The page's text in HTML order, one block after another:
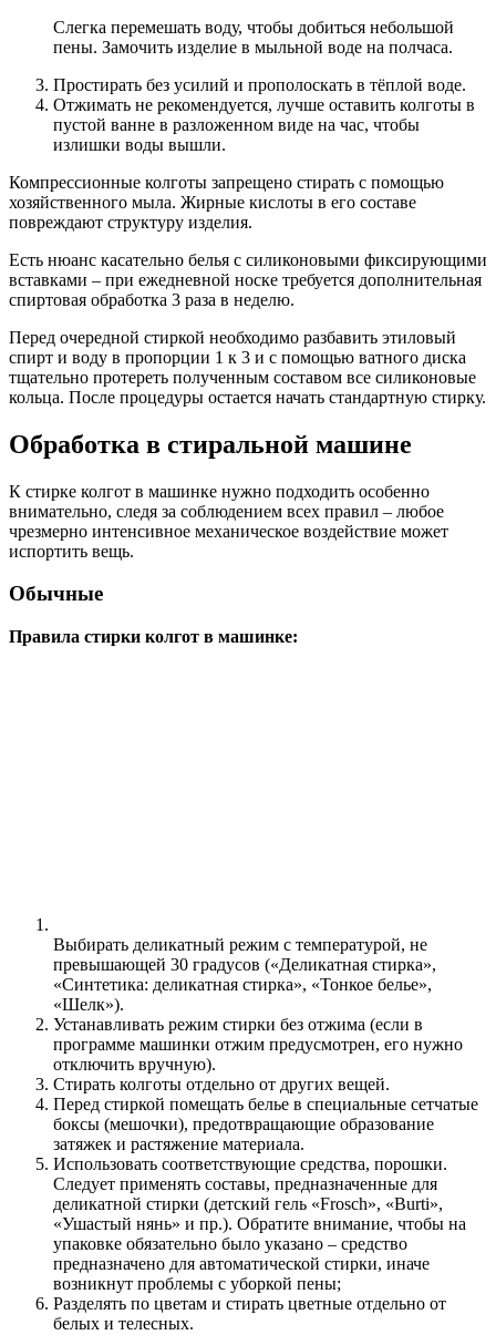
Слегка перемешать воду, чтобы добиться небольшой
пены. Замочить изделие в мыльной воде на полчаса.
Простирать без усилий и прополоскать в тёплой воде.
Отжимать не рекомендуется, лучше оставить колготы в
пустой ванне в разложенном виде на час, чтобы
излишки воды вышли.
Компрессионные колготы запрещено стирать с помощью
хозяйственного мыла. Жирные кислоты в его составе
повреждают структуру изделия.
Есть нюанс касательно белья с силиконовыми фиксирующими
вставками – при ежедневной носке требуется дополнительная
спиртовая обработка 3 раза в неделю.
Перед очередной стиркой необходимо разбавить этиловый
спирт и воду в пропорции 1 к 3 и с помощью ватного диска
тщательно протереть полученным составом все силиконовые
кольца. После процедуры остается начать стандартную стирку.
Обработка в стиральной машине
К стирке колгот в машинке нужно подходить особенно
внимательно, следя за соблюдением всех правил – любое
чрезмерно интенсивное механическое воздействие может
испортить вещь.
Обычные
Правила стирки колгот в машинке:
Выбирать деликатный режим с температурой, не
превышающей 30 градусов («Деликатная стирка»,
«Синтетика: деликатная стирка», «Тонкое белье»,
«Шелк»).
Устанавливать режим стирки без отжима (если в
программе машинки отжим предусмотрен, его нужно
отключить вручную).
Стирать колготы отдельно от других вещей.
Перед стиркой помещать белье в специальные сетчатые
боксы (мешочки), предотвращающие образование
затяжек и растяжение материала.
Использовать соответствующие средства, порошки.
Следует применять составы, предназначенные для
деликатной стирки (детский гель «Frosch», «Burti»,
«Ушастый нянь» и пр.). Обратите внимание, чтобы на
упаковке обязательно было указано – средство
предназначено для автоматической стирки, иначе
возникнут проблемы с уборкой пены;
Разделять по цветам и стирать цветные отдельно от
белых и телесных.